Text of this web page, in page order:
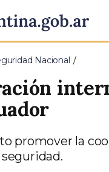
principal
Nacional
promover la